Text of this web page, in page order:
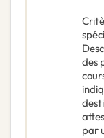
des
par